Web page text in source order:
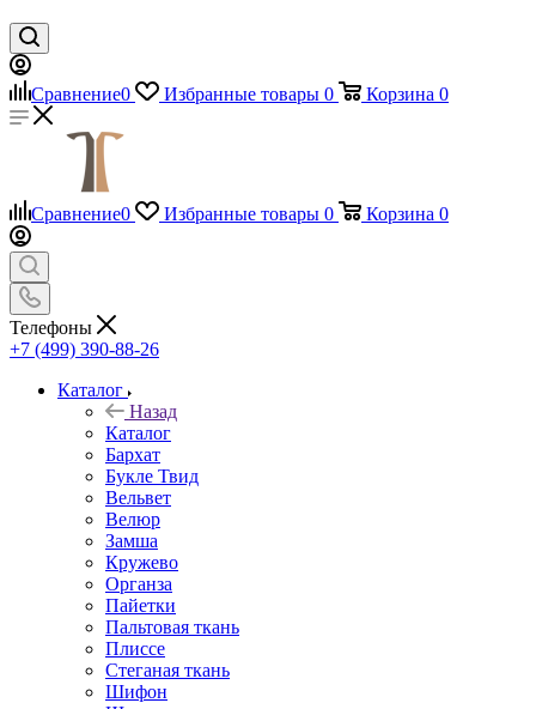
Сравнение0 Избранные товары 0 Корзина 0
Сравнение0 Избранные товары 0 Корзина 0
Телефоны
+7 (499) 390-88-26
Каталог
Назад
Каталог
Бархат
Букле Твид
Вельвет
Велюр
Замша
Кружево
Органза
Пайетки
Пальтовая ткань
Плиссе
Стеганая ткань
Шифон